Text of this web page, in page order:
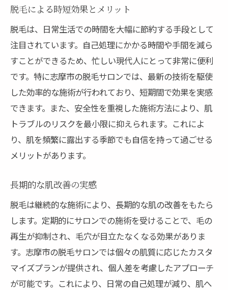
脱毛による時短効果とメリット
脱毛は、日常生活での時間を大幅に節約する手段として
注目されています。自己処理にかかる時間や手間を減ら
すことができるため、忙しい現代人にとって非常に便利
です。特に志摩市の脱毛サロンでは、最新の技術を駆使
した効率的な施術が行われており、短期間で効果を実感
できます。また、安全性を重視した施術方法により、肌
トラブルのリスクを最小限に抑えられます。これによ
り、肌を頻繁に露出する季節でも自信を持って過ごせる
メリットがあります。
長期的な肌改善の実感
脱毛は継続的な施術により、長期的な肌の改善をもたら
します。定期的にサロンでの施術を受けることで、毛の
再生が抑制され、毛穴が目立たなくなる効果がありま
す。志摩市の脱毛サロンでは個々の肌質に応じたカスタ
マイズプランが提供され、個人差を考慮したアプローチ
が可能です。これにより、日常の自己処理が減り、肌へ